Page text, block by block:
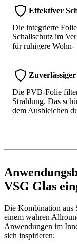
Effektiver
Die integrierte
Schallschutz im
für ruhigere Wohn-
Die PVB-Folie
Strahlung. Das
dem Ausbleichen
VSG Glas
Die Kombination aus
einem wahren
Anwendungen im
sich inspirieren: